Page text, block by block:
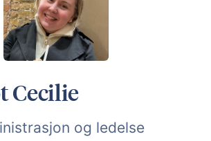
Cecilie
og ledelse